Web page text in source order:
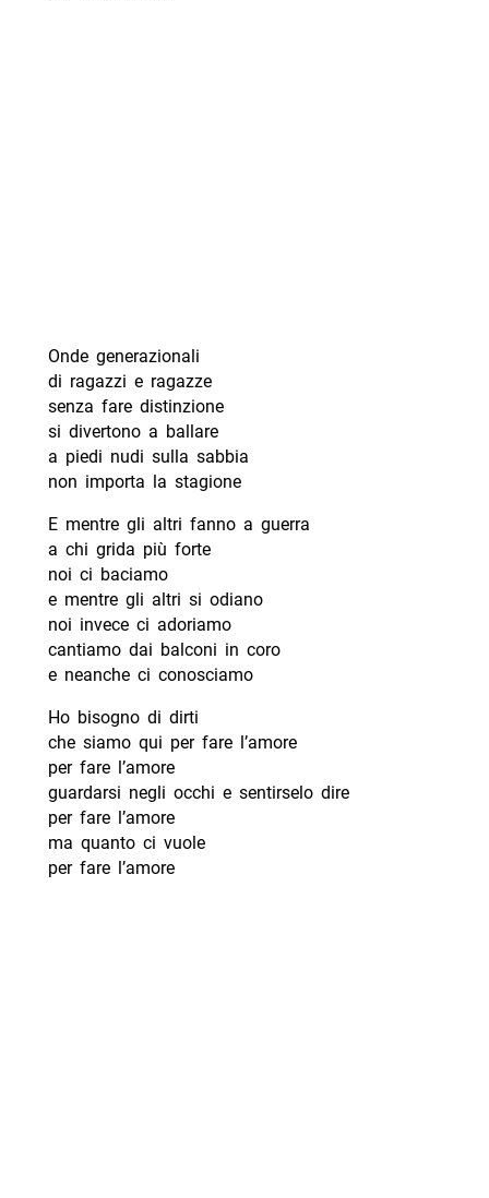
Onde generazionali
di ragazzi e ragazze
senza fare distinzione
si divertono a ballare
a piedi nudi sulla sabbia
non importa la stagione
E mentre gli altri fanno a guerra
a chi grida più forte
noi ci baciamo
e mentre gli altri si odiano
noi invece ci adoriamo
cantiamo dai balconi in coro
e neanche ci conosciamo
Ho bisogno di dirti
che siamo qui per fare l’amore
per fare l’amore
guardarsi negli occhi e sentirselo dire
per fare l’amore
ma quanto ci vuole
per fare l’amore